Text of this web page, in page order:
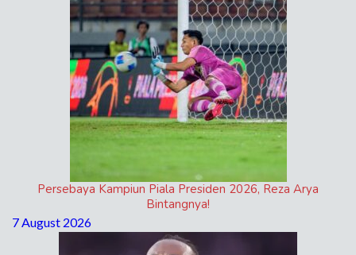
Persebaya Kampiun Piala Presiden 2026, Reza Arya
Bintangnya!
7 August 2026